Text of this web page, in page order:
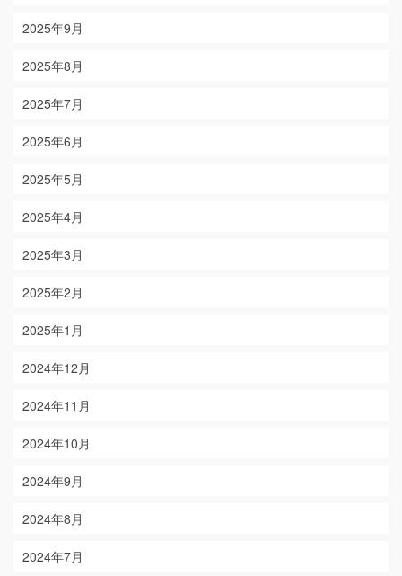
2025年9月
2025年8月
2025年7月
2025年6月
2025年5月
2025年4月
2025年3月
2025年2月
2025年1月
2024年12月
2024年11月
2024年10月
2024年9月
2024年8月
2024年7月